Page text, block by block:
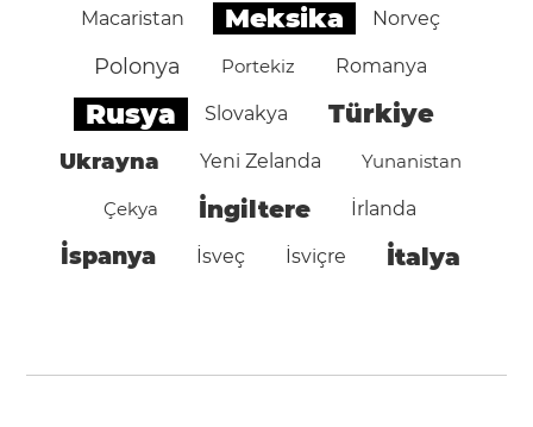
Macaristan Meksika Norveç
Polonya Portekiz Romanya
Rusya Slovakya Türkiye
Ukrayna Yeni Zelanda Yunanistan
Çekya İngiltere İrlanda
İspanya İsveç İsviçre İtalya